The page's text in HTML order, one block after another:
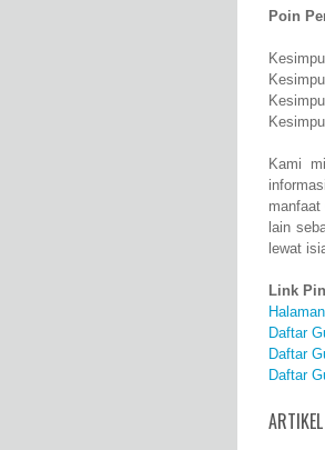
Poin
Kami
lain
lewat
Link
Daftar
Daftar
Daftar